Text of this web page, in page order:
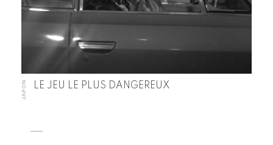
JAPON LE JEU LE PLUS DANGEREUX